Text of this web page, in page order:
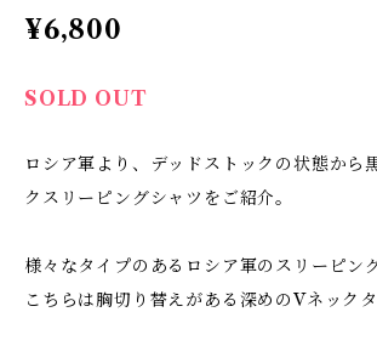
¥6,800
SOLD OUT
ロシア軍より、デッドストックの状態から
クスリーピングシャツをご紹介。
様々なタイプのあるロシア軍のスリーピン
こちらは胸切り替えがある深めのVネックタ